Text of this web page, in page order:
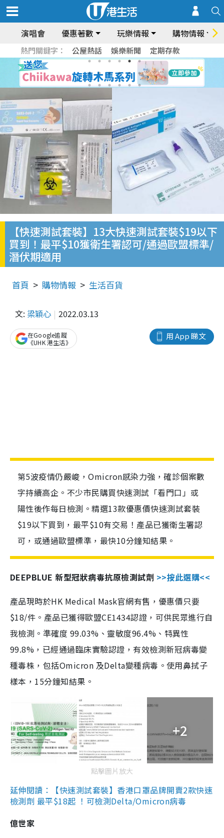
演唱會 優惠著數 玩樂情報 購物情報
熱門關鍵字： 公屋熱話 娛樂新聞 定期存款
【快速測試套裝】13大快速測試套裝$19以下
買到！最平$10獲衛生署認可/通過歐盟標準/
潛伏期適用
首頁 購物情報 生活百貨
文: 梁穎心 2022.03.13
用 App 睇文
在Google追蹤
《UHK 港生活》
第5波疫情仍嚴峻，Omicron感染力強，確診個案數
字持續高企。不少市民購買快速測試「看門口」或
陽性後作每日檢測。精選13款優惠價快速測試套裝
$19以下買到，最平$10有交易！產品已獲衛生署認
可，或通過歐盟標準，最快10分鐘知結果。
DEEPBLUE 新型冠狀病毒抗原檢測試劑 >>按此選購<<
產品現時於HK Medical Mask官網有售，優惠價只要
$18/件。產品已獲得歐盟CE1434認證，可供民眾進行自
我檢測。準確度 99.03%、靈敏度96.4%、特異性
99.8%，已經通過臨床實驗認證，有效檢測新冠病毒變
種毒株，包括Omicron 及Delta變種病毒。使用鼻拭子
樣本，15分鐘知結果。
+2
點擊圖片放大
延伸閱讀：【快速測試套裝】香港口罩品牌開賣2款快速
檢測劑 最平$18起 ！可檢測Delta/Omicron病毒
億世家